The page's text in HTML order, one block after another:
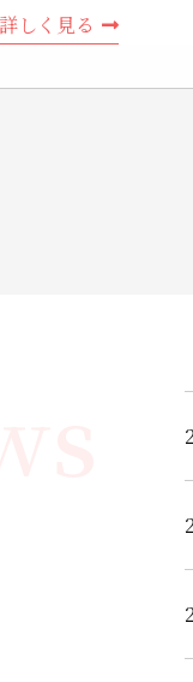
詳しく見る